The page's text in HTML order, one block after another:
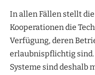
In allen Fällen stellt
Kooperationen die
Verfügung, deren
erlaubnispflichtig
Systeme sind deshalb